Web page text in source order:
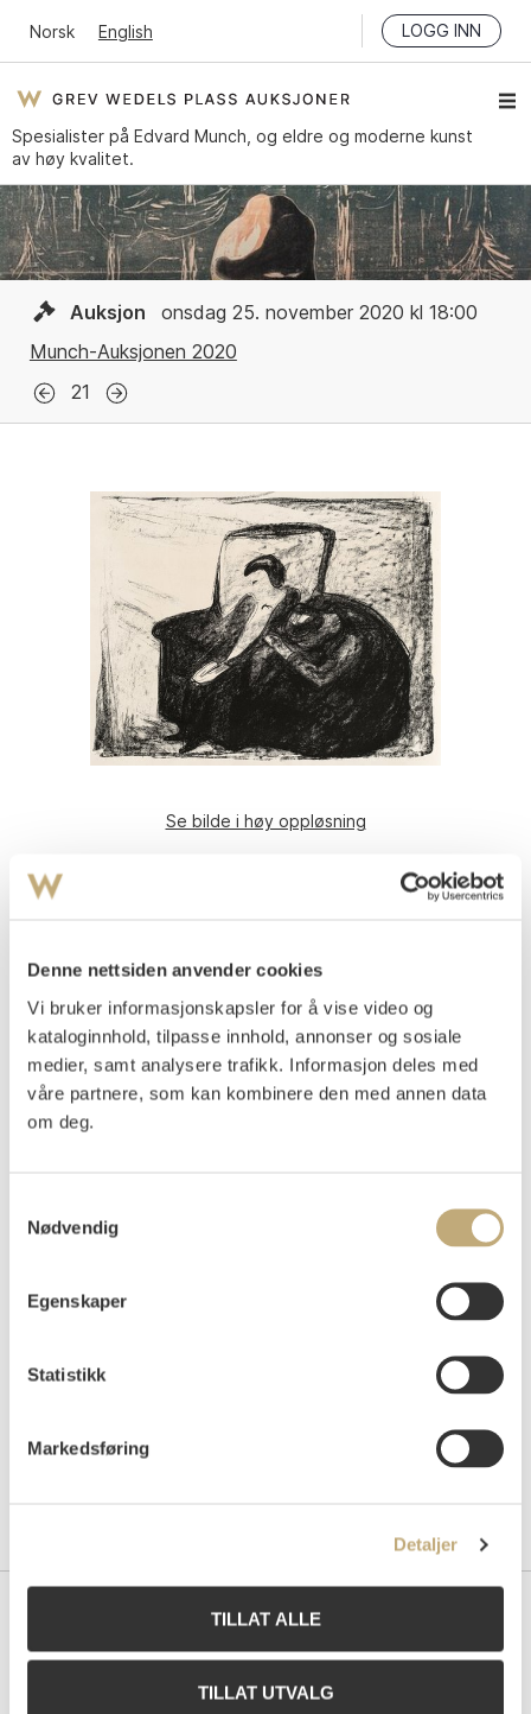
Denne nettsiden anvender cookies
Vi bruker informasjonskapsler for å vise video og
kataloginnhold, tilpasse innhold, annonser og sosiale
medier, samt analysere trafikk. Informasjon deles med
våre partnere, som kan kombinere den med annen data
om deg.
Nødvendig
Egenskaper
Statistikk
Markedsføring
Detaljer
TILLAT ALLE
TILLAT UTVALG
Norsk English LOGG INN
Spesialister på Edvard Munch, og eldre og moderne kunst
av høy kvalitet.
Auksjon
onsdag 25. november 2020 kl 18:00
Munch-Auksjonen 2020
21
Se bilde i høy oppløsning
Munch, Edvard
Gjengangere: Osvald
Arket: 458x615 mm Motivet: 405x517 mm
1920
Woll 651.
Vurdering
NOK 60 000–80 000
onsdag 25. november 2020 kl 18:00
TilslagNOK